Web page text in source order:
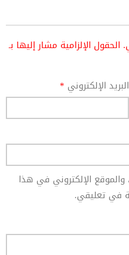
الحقول الإلزامية مشار إليها بـ
البريد الإلكتروني *
الإلكتروني في هذا
في تعليقي.